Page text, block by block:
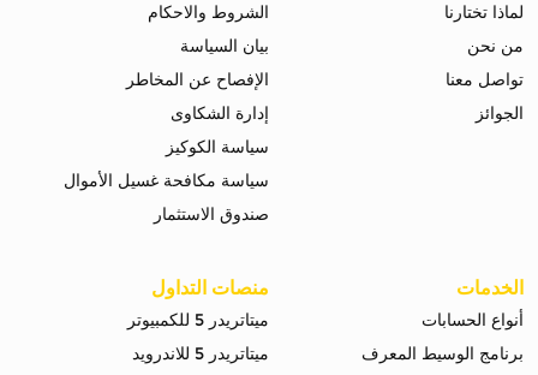
لماذا تختارنا
من نحن
تواصل معنا
الجوائز
الشروط والاحكام
بيان السياسة
الإفصاح عن المخاطر
إدارة الشكاوى
سياسة الكوكيز
سياسة مكافحة غسيل الأموال
صندوق الاستثمار
الخدمات
أنواع الحسابات
برنامج الوسيط المعرف
منصات التداول
ميتاتريدر 5 للكمبيوتر
ميتاتريدر 5 للاندرويد